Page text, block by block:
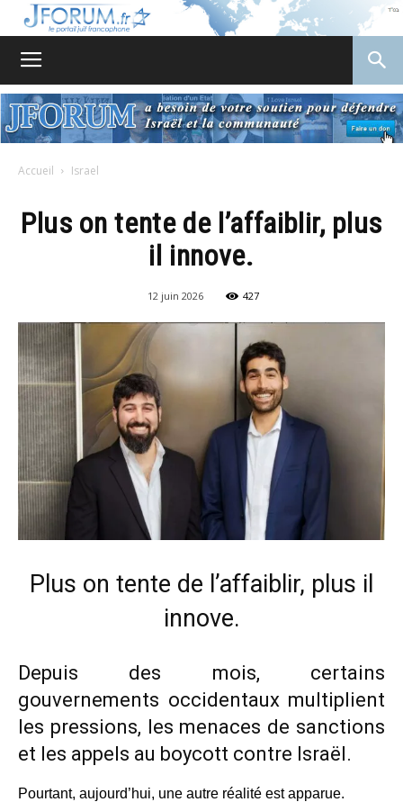
Accueil Israel
Plus on tente de l’affaiblir, plus
il innove.
12 juin 2026 427
Plus on tente de l’affaiblir, plus il
innove.
Depuis des mois, certains
gouvernements occidentaux multiplient
les pressions, les menaces de sanctions
et les appels au boycott contre Israël.
Pourtant, aujourd’hui, une autre réalité est apparue.